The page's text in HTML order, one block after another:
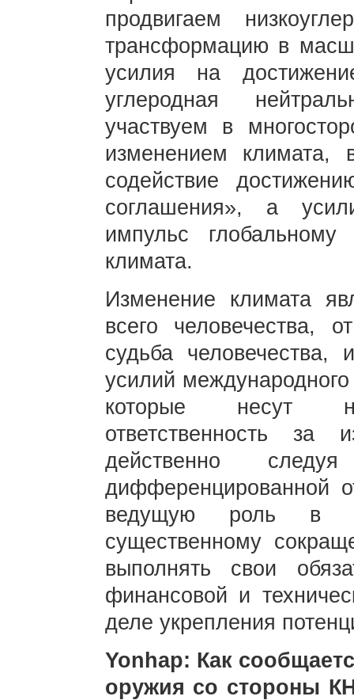
продвигаем
трансформацию в
усилия на
углеродная
участвуем в
изменением климата,
содействие
соглашения», а
импульс
климата.
Изменение климата
всего человечества,
судьба человечества,
усилий
которые несут
ответственность за
действенно
дифференцированной
ведущую роль в
существенному
выполнять свои
финансовой и
деле укрепления
Yonhap: Как
оружия со стороны